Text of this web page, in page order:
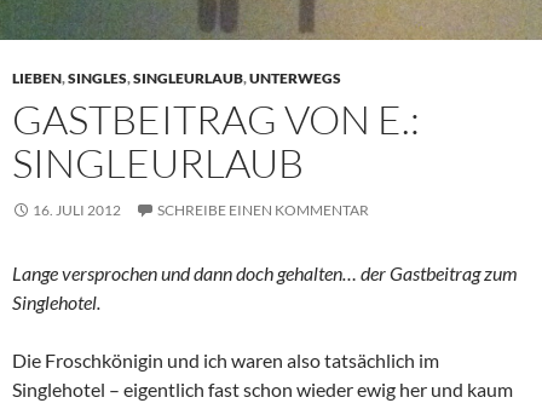
LIEBEN,SINGLES,SINGLEURLAUB,UNTERWEGS
GASTBEITRAG VON E.:
SINGLEURLAUB
16. JULI 2012 SCHREIBE EINEN KOMMENTAR
Lange versprochen und dann doch gehalten… der Gastbeitrag zum
Singlehotel.
Die Froschkönigin und ich waren also tatsächlich im
Singlehotel – eigentlich fast schon wieder ewig her und kaum